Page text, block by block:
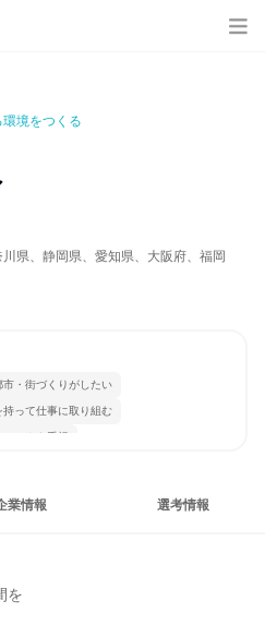
境をつくる
県、静岡県、愛知県、大阪府、福岡
市・街づくりがしたい
持って仕事に取り組む
ワークを重視
業情報 選考情報
を